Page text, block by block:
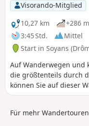
Visorando-Mitglied
10,27 km
+286 m
3:45 Std.
Mittel
Start in Soyans
Auf Wanderwegen und
die größtenteils durch
können Sie auf dieser
einige schöne
Hügel gelegenen und
Für mehr